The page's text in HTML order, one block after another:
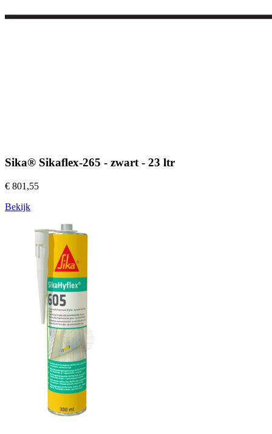
Sika® Sikaflex-265 - zwart - 23 ltr
€ 801,55
Bekijk